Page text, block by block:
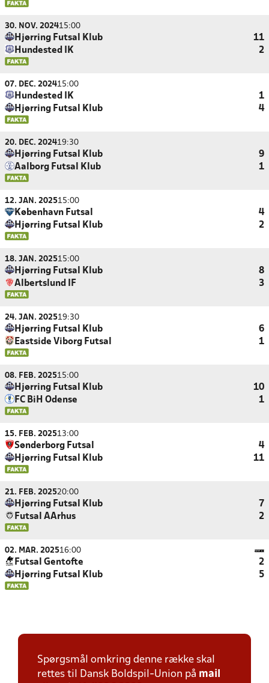
30. NOV. 202415:00
Hjørring Futsal Klub
11
Hundested IK
2
07. DEC. 202415:00
Hundested IK
1
Hjørring Futsal Klub
4
20. DEC. 202419:30
Hjørring Futsal Klub
9
Aalborg Futsal Klub
1
12. JAN. 202515:00
København Futsal
4
Hjørring Futsal Klub
2
18. JAN. 202515:00
Hjørring Futsal Klub
8
Albertslund IF
3
24. JAN. 202519:30
Hjørring Futsal Klub
6
Eastside Viborg Futsal
1
08. FEB. 202515:00
Hjørring Futsal Klub
10
FC BiH Odense
1
15. FEB. 202513:00
Sønderborg Futsal
4
Hjørring Futsal Klub
11
21. FEB. 202520:00
Hjørring Futsal Klub
7
Futsal AArhus
2
02. MAR. 202516:00
Futsal Gentofte
2
Hjørring Futsal Klub
5
Spørgsmål omkring denne række skal
rettes til Dansk Boldspil-Union på mail